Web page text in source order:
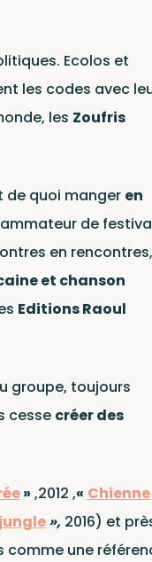
Ecolos et
les codes avec
les Zoufris
de quoi manger en
de
en rencontres,
et chanson
Editions Raoul
groupe, toujours
cesse créer des
» ,2012 ,« Chienne
»,2016) et
une